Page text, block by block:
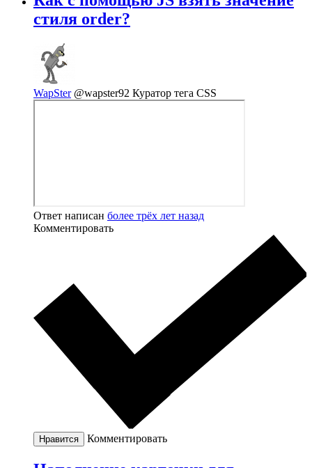
стиля order?
WapSter @wapster92 Куратор тега CSS
Ответ написан более трёх лет назад
Комментировать
Нравится Комментировать